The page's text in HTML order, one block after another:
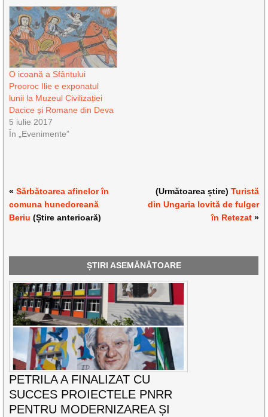
O icoană a Sfântului
Prooroc Ilie e exponatul
lunii la Muzeul Civilizației
Dacice și Romane din Deva
5 iulie 2017
În „Evenimente”
«Sărbătoarea afinelor în
comuna hunedoreană
Beriu (Știre anterioară)
(Următoarea știre) Turistă
din Ungaria lovită de fulger
în Retezat»
ȘTIRI ASEMĂNĂTOARE
PETRILA A FINALIZAT CU
SUCCES PROIECTELE PNRR
PENTRU MODERNIZAREA ȘI